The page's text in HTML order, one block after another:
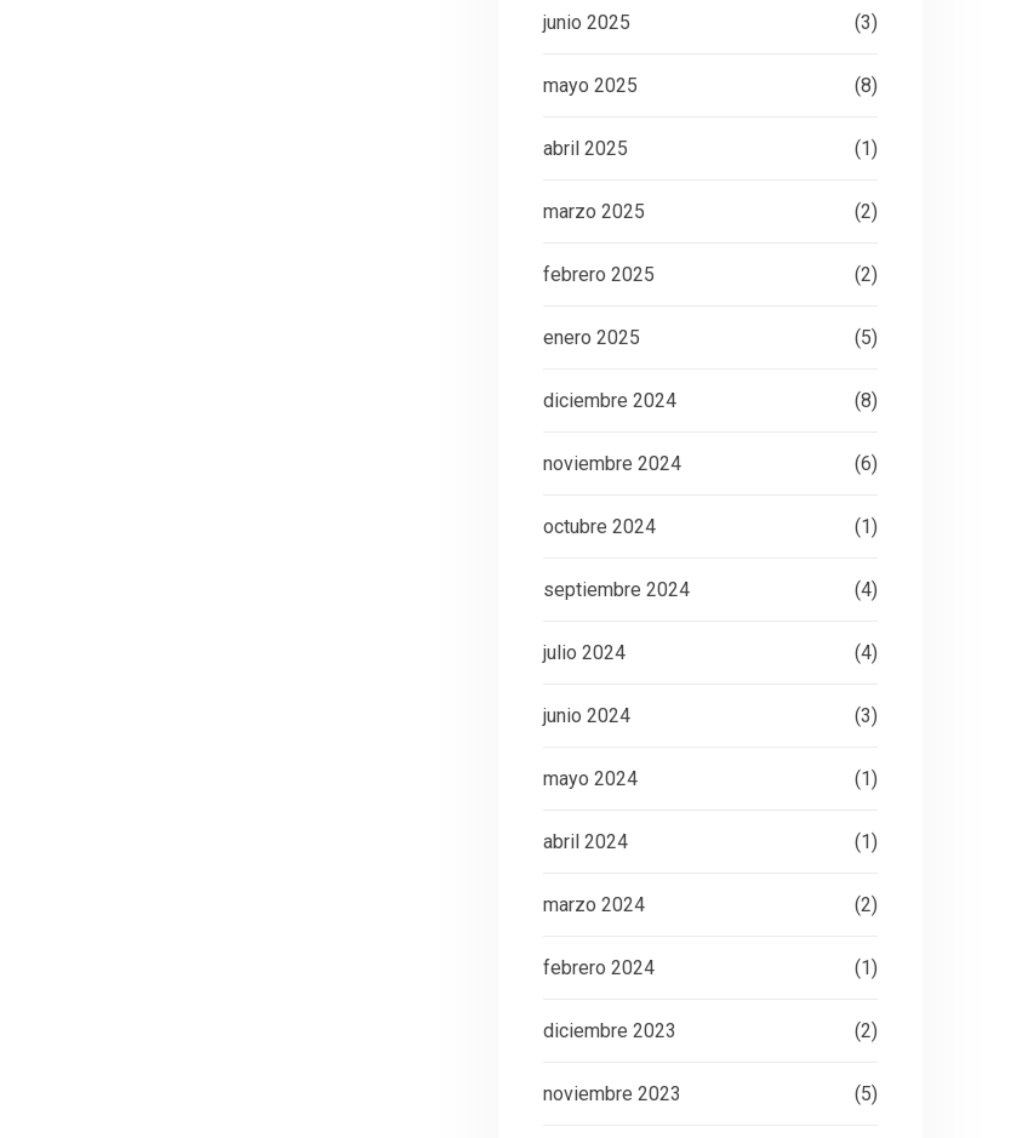
junio 2025 (3)
mayo 2025 (8)
abril 2025 (1)
marzo 2025 (2)
febrero 2025 (2)
enero 2025 (5)
diciembre 2024 (8)
noviembre 2024 (6)
octubre 2024 (1)
septiembre 2024 (4)
julio 2024 (4)
junio 2024 (3)
mayo 2024 (1)
abril 2024 (1)
marzo 2024 (2)
febrero 2024 (1)
diciembre 2023 (2)
noviembre 2023 (5)